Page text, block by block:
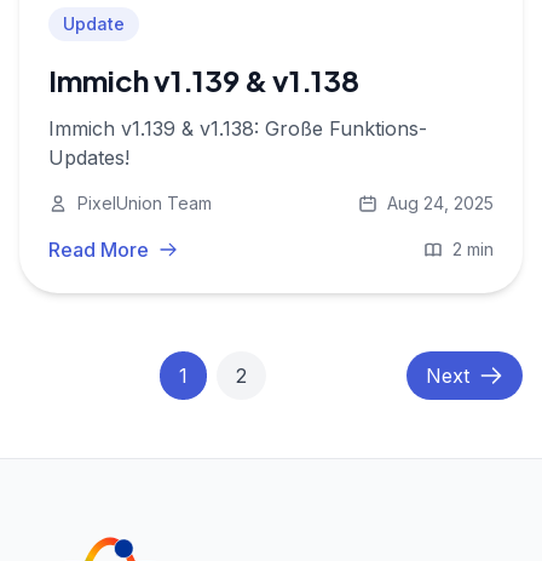
Update
Immich v1.139 & v1.138
Immich v1.139 & v1.138: Große Funktions-
Updates!
PixelUnion Team Aug 24, 2025
Read More 2 min
1 2 Next